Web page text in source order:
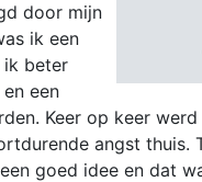
door mijn
ik een
ik beter
een
Keer op keer
angst
goed idee en dat